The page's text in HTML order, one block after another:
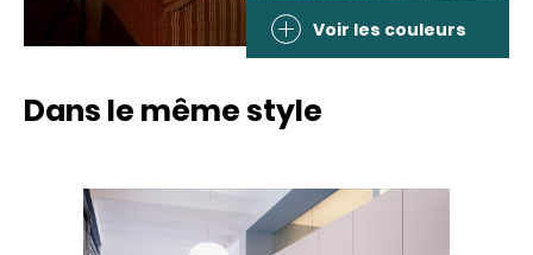
Voir les couleurs
Dans le même style